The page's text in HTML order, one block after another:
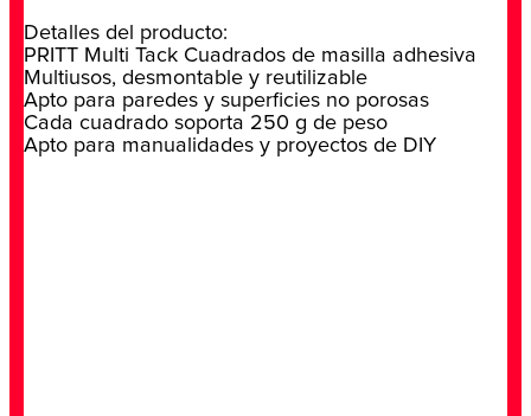
Detalles del producto:
PRITT Multi Tack Cuadrados de masilla adhesiva
Multiusos, desmontable y reutilizable
Apto para paredes y superficies no porosas
Cada cuadrado soporta 250 g de peso
Apto para manualidades y proyectos de DIY